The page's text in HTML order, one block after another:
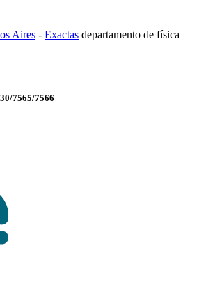
Aires - Exactas departamento de física
7565/7566